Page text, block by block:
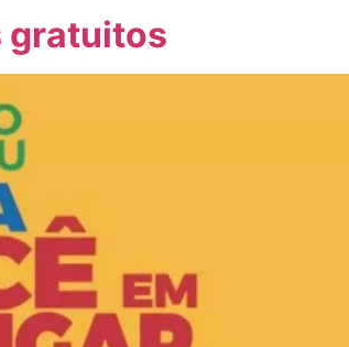
gratuitos